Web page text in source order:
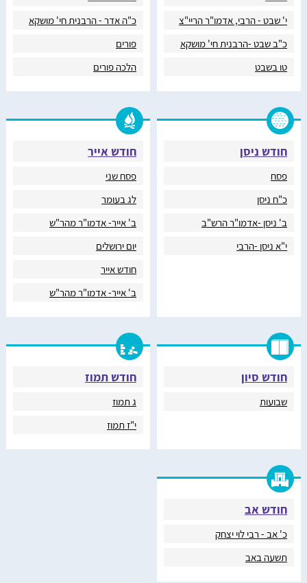
י' שבט - הרבי, אדמו"ר הריי"צ
כ"ב שבט -הרבנית חי' מושקא
טו בשבט
כ"ה אדר - הרבנית חי' מושקא
פורים
הלכה פורים
חודש ניסן
פסח
כ"ח ניסן
ב' ניסן -אדמו"ר הרש"ב
י"א ניסן -הרבי
חודש אייר
פסח שני
לג בעומר
ב' אייר- אדמו"ר מהר"ש
יום ירושלים
חודש אייר
ב' אייר- אדמו"ר מהר"ש
חודש סיון
שבועות
חודש תמוז
ג תמוז
י"ז תמוז
חודש אב
כ' אב - רבי לוי יצחק
תשעה באב